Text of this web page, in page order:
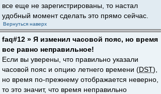
все еще не зарегистрированы, то настал
удобный момент сделать это прямо сейчас.
Вернуться наверх
faq#12 » Я изменил часовой пояс, но время
все равно неправильное!
Если вы уверены, что правильно указали
часовой пояс и опцию летнего времени (DST),
но время по-прежнему отображается неверно,
то это значит, что время неправильно